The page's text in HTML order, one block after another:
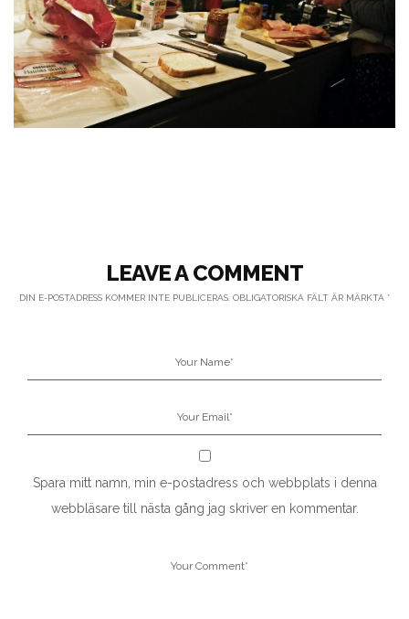
LEAVE A COMMENT
DIN E-POSTADRESS KOMMER INTE PUBLICERAS. OBLIGATORISKA FÄLT ÄR MÄRKTA *
Spara mitt namn, min e-postadress och webbplats i denna
webbläsare till nästa gång jag skriver en kommentar.